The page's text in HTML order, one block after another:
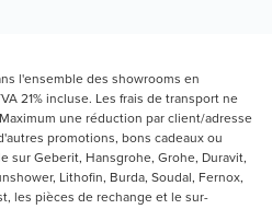
l'ensemble des showrooms en
21% incluse. Les frais de transport ne
une réduction par client/adresse
promotions, bons cadeaux ou
sur Geberit, Hansgrohe, Grohe, Duravit,
Lithofin, Burda, Soudal, Fernox,
les pièces de rechange et le sur-